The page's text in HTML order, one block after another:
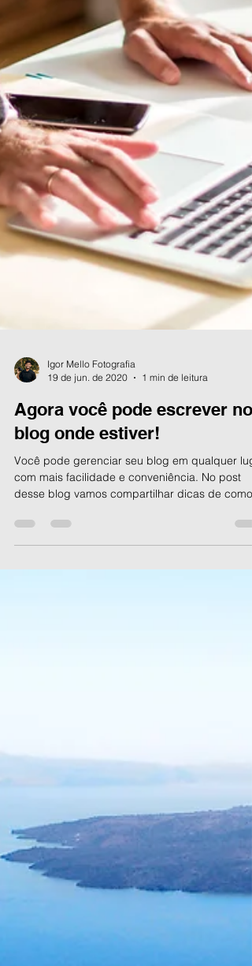
19 de jun. de 2020
1 min de leitura
Agora você pode escrever no
blog onde estiver!
Você pode gerenciar seu blog em qualquer
desse blog vamos compartilhar dicas de